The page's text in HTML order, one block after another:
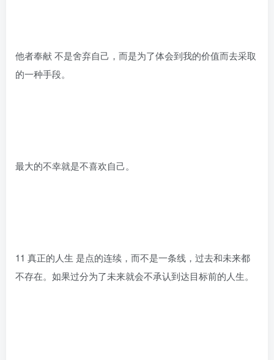
他者奉献 不是舍弃自己，而是为了体会到我的价值而去采取
的一种手段。
最大的不幸就是不喜欢自己。
11 真正的人生 是点的连续，而不是一条线，过去和未来都
不存在。如果过分为了未来就会不承认到达目标前的人生。